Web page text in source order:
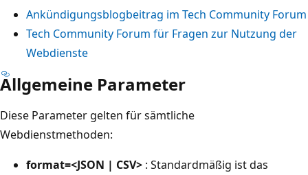
Ankündigungsblogbeitrag im Tech Community Forum
Tech Community Forum für Fragen zur Nutzung der
Webdienste
Allgemeine Parameter
Diese Parameter gelten für sämtliche
Webdienstmethoden:
format=<JSON | CSV> : Standardmäßig ist das